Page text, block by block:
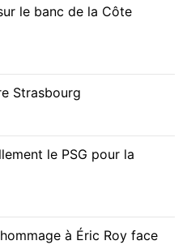
le banc de la Côte
Strasbourg
le PSG pour la
à Éric Roy face